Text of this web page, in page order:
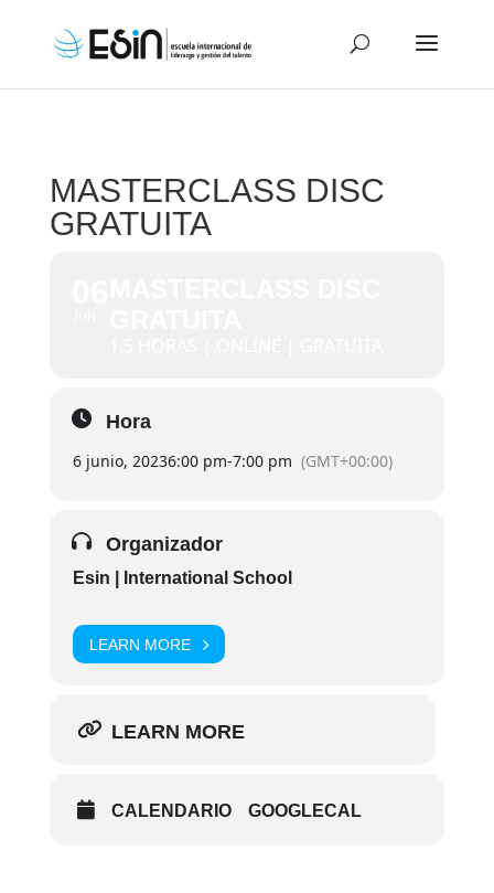
MASTERCLASS DISC
GRATUITA
Hora
6 junio, 20236:00 pm-7:00 pm (GMT+00:00)
Organizador
Esin | International School
LEARN MORE
LEARN MORE
CALENDARIO GOOGLECAL